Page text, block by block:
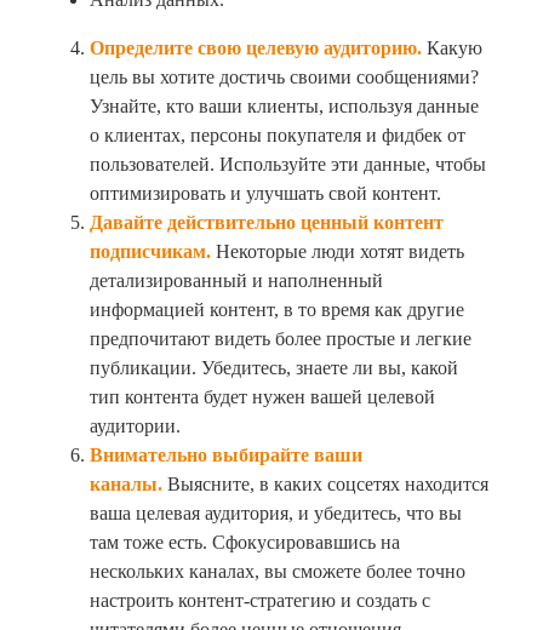
Определите свою целевую аудиторию. Какую
цель вы хотите достичь своими сообщениями?
Узнайте, кто ваши клиенты, используя данные
о клиентах, персоны покупателя и фидбек от
пользователей. Используйте эти данные, чтобы
оптимизировать и улучшать свой контент.
Давайте действительно ценный контент
подписчикам. Некоторые люди хотят видеть
детализированный и наполненный
информацией контент, в то время как другие
предпочитают видеть более простые и легкие
публикации. Убедитесь, знаете ли вы, какой
тип контента будет нужен вашей целевой
аудитории.
Внимательно выбирайте ваши
каналы. Выясните, в каких соцсетях находится
ваша целевая аудитория, и убедитесь, что вы
там тоже есть. Сфокусировавшись на
нескольких каналах, вы сможете более точно
настроить контент-стратегию и создать с